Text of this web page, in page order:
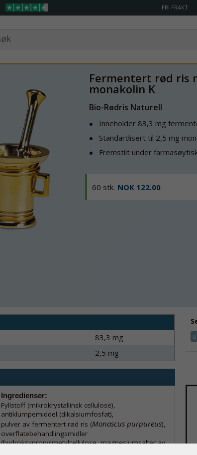
FRI FRAKT
Fermentert rød ris
monakolin K
Bio-Rødris Naturell
Inneholder 83,3 mg
Standardisert til 2,5 mg
Fremstilt under
60 stk. NOK 122.00
83,3 mg
2,5 mg
Ingredienser:
Fyllstoff (mikrokrystallinsk cellulose),
antiklumpemiddel (dikalsiumfosfat),
pulver av fermentert rød ris (Monascus purpureus),
overflatebehandlingsmidler
(hydroksypropylmetylcellulose, magnesiumsalter av